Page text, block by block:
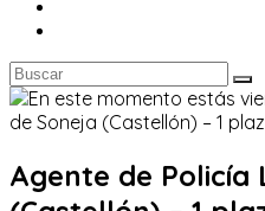
Agente de Policía